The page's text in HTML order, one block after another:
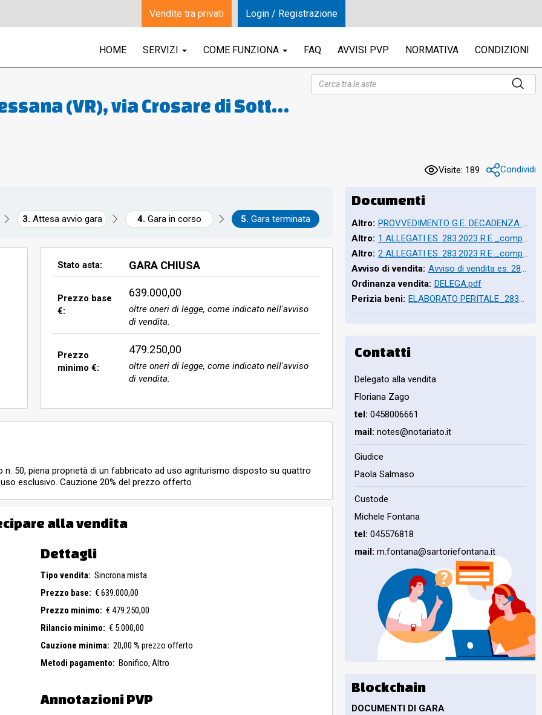
HOME SERVIZI COME FUNZIONA FAQ AVVISI PVP NORMATIVA CONDIZIONI
(VR), via Crosare di Sotto
ad uso agriturismo
locali ad ufficio e
esclusivo. Cauzione 20% del
Visite: 189 Condividi
Attesa avvio gara Gara in corso Gara terminata
Stato asta: GARA CHIUSA
Prezzo base
€:
639.000,00
oltre oneri di legge, come indicato nell'avviso
di vendita.
Prezzo
minimo €:
479.250,00
oltre oneri di legge, come indicato nell'avviso
di vendita.
n. 50, piena proprietà di un fabbricato ad uso agriturismo disposto su quattro
esclusivo. Cauzione 20% del prezzo offerto
alla vendita
Dettagli
Tipo vendita: Sincrona mista
Prezzo base: € 639.000,00
Prezzo minimo: € 479.250,00
Rilancio minimo: € 5.000,00
Cauzione minima: 20,00 % prezzo offerto
Metodi pagamento: Bonifico, Altro
Annotazioni PVP
Documenti
Altro:
Altro:
Altro:
Avviso di vendita:
Ordinanza vendita: DELEGA.pdf
Perizia beni:
Contatti
Delegato alla vendita
Floriana Zago
tel: 0458006661
mail: notes@notariato.it
Giudice
Paola Salmaso
Custode
Michele Fontana
tel: 045576818
mail: m.fontana@sartoriefontana.it
Blockchain
DOCUMENTI DI GARA
Vendite tra privati Login / Registrazione